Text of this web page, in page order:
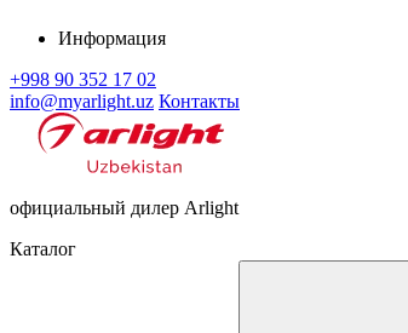
Информация
+998 90 352 17 02
info@myarlight.uz Контакты
официальный дилер Arlight
Каталог